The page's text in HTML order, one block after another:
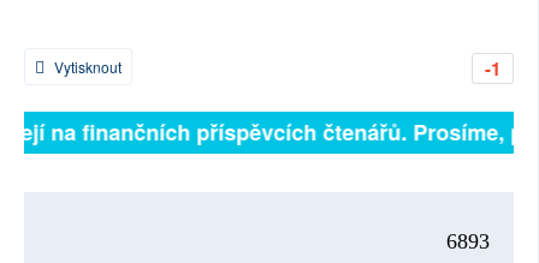
-1
Vytisknout
na finančních příspěvcích čtenářů. Prosíme,
6893